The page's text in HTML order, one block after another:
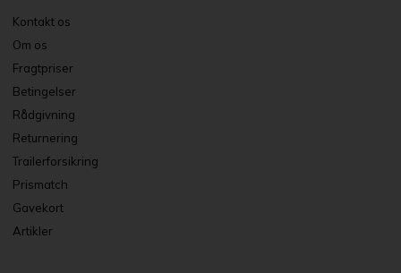
Kontakt os
Om os
Fragtpriser
Betingelser
Rådgivning
Returnering
Trailerforsikring
Prismatch
Gavekort
Artikler